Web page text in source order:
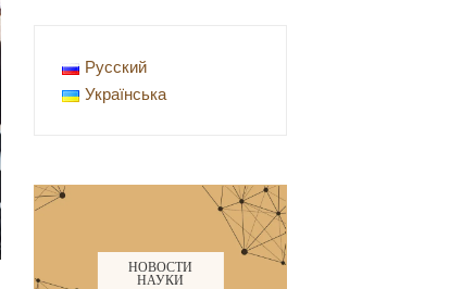
Русский
Українська
НОВОСТИ
НАУКИ